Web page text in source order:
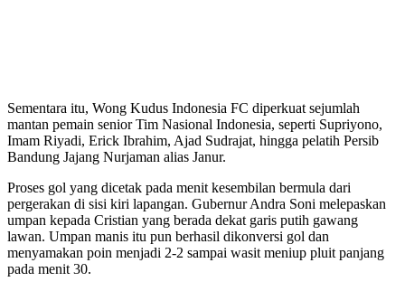
Sementara itu, Wong Kudus Indonesia FC diperkuat sejumlah
mantan pemain senior Tim Nasional Indonesia, seperti Supriyono,
Imam Riyadi, Erick Ibrahim, Ajad Sudrajat, hingga pelatih Persib
Bandung Jajang Nurjaman alias Janur.
Proses gol yang dicetak pada menit kesembilan bermula dari
pergerakan di sisi kiri lapangan. Gubernur Andra Soni melepaskan
umpan kepada Cristian yang berada dekat garis putih gawang
lawan. Umpan manis itu pun berhasil dikonversi gol dan
menyamakan poin menjadi 2-2 sampai wasit meniup pluit panjang
pada menit 30.